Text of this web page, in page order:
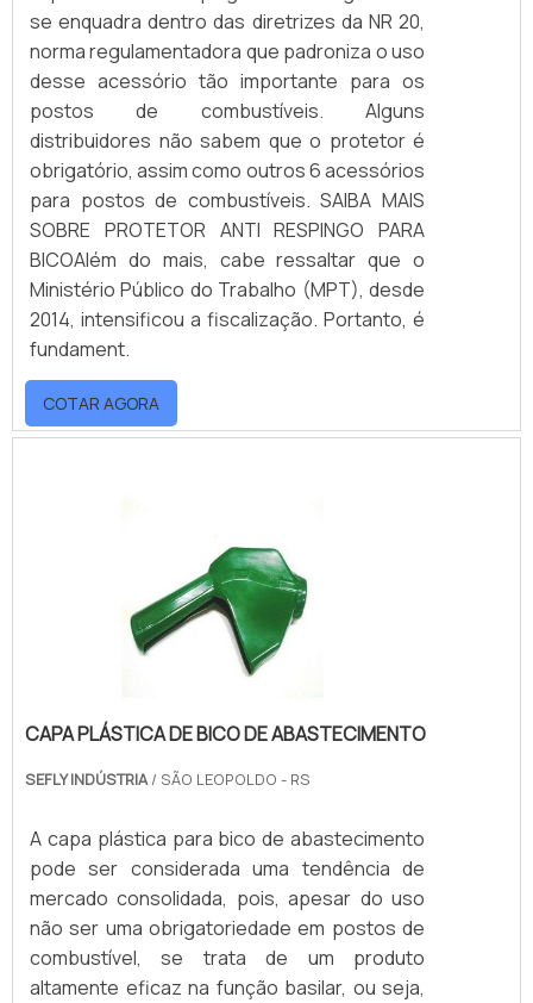
se enquadra dentro das diretrizes da NR 20,
norma regulamentadora que padroniza o uso
desse acessório tão importante para os
postos de combustíveis. Alguns
distribuidores não sabem que o protetor é
obrigatório, assim como outros 6 acessórios
para postos de combustíveis. SAIBA MAIS
SOBRE PROTETOR ANTI RESPINGO PARA
BICOAlém do mais, cabe ressaltar que o
Ministério Público do Trabalho (MPT), desde
2014, intensificou a fiscalização. Portanto, é
fundament.
COTAR AGORA
CAPA PLÁSTICA DE BICO DE ABASTECIMENTO
SEFLY INDÚSTRIA/ SÃO LEOPOLDO - RS
A capa plástica para bico de abastecimento
pode ser considerada uma tendência de
mercado consolidada, pois, apesar do uso
não ser uma obrigatoriedade em postos de
combustível, se trata de um produto
altamente eficaz na função basilar, ou seja,